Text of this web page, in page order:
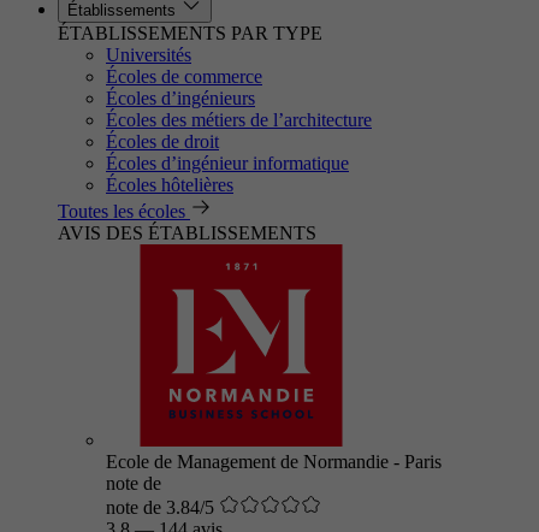
Établissements
ÉTABLISSEMENTS PAR TYPE
Universités
Écoles de commerce
Écoles d’ingénieurs
Écoles des métiers de l’architecture
Écoles de droit
Écoles d’ingénieur informatique
Écoles hôtelières
Toutes les écoles
AVIS DES ÉTABLISSEMENTS
Ecole de Management de Normandie - Paris
note de
note de 3.84/5